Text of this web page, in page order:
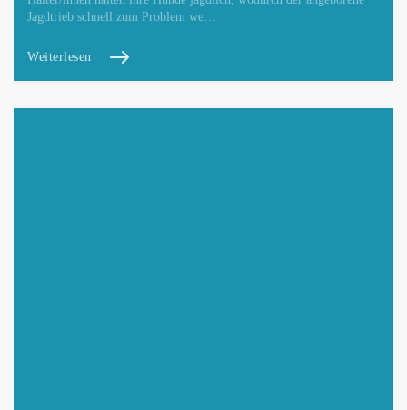
Jagdtrieb schnell zum Problem we…
Weiterlesen